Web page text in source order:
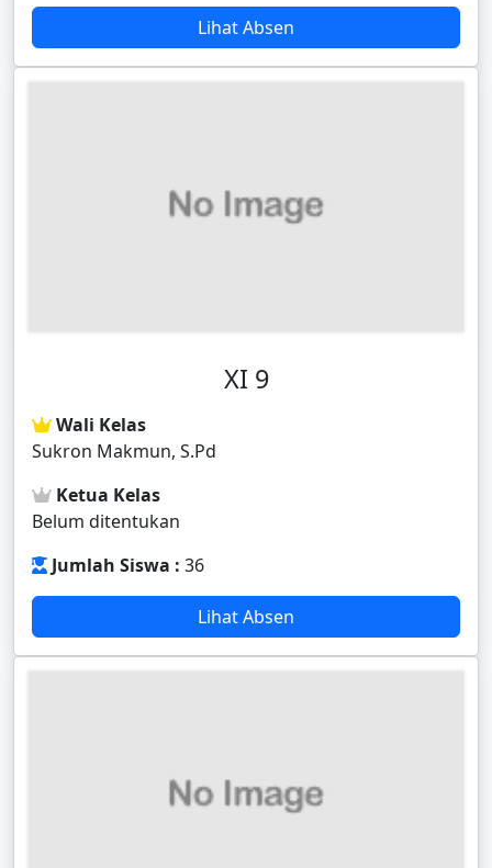
Lihat Absen
XI 9
Wali Kelas
Sukron Makmun, S.Pd
Ketua Kelas
Belum ditentukan
Jumlah Siswa : 36
Lihat Absen